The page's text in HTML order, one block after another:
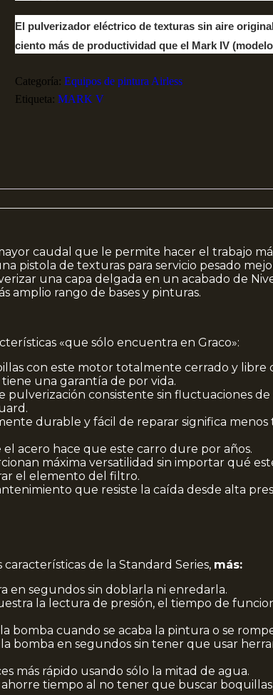
El pulverizador eléctrico de texturas sin aire
ciento más de productividad que el Mark IV
Categoría: Equipos de pintura Airless
Etiqueta: MARK V
caudal que le permite hacer el trabajo
pistola de texturas para servicio pesado
una capa delgada en un acabado de
amplio rango de bases y pinturas.
«que sólo encuentra en Graco»:
con este motor totalmente cerrado y
una garantía de por vida.
consistente sin fluctuaciones
durable y fácil de reparar significa menos
acero hace que este carro dure por años.
máxima versatilidad sin importar qué
el elemento del filtro.
que resiste la caída desde alta
características de la Standard Series, más:
en segundos sin doblarla ni enredarla.
la lectura de presión, el tiempo de
bomba cuando se acaba la pintura o se
bomba en segundos sin tener que usar
más rápido usando sólo la mitad de agua.
tiempo al no tener que buscar